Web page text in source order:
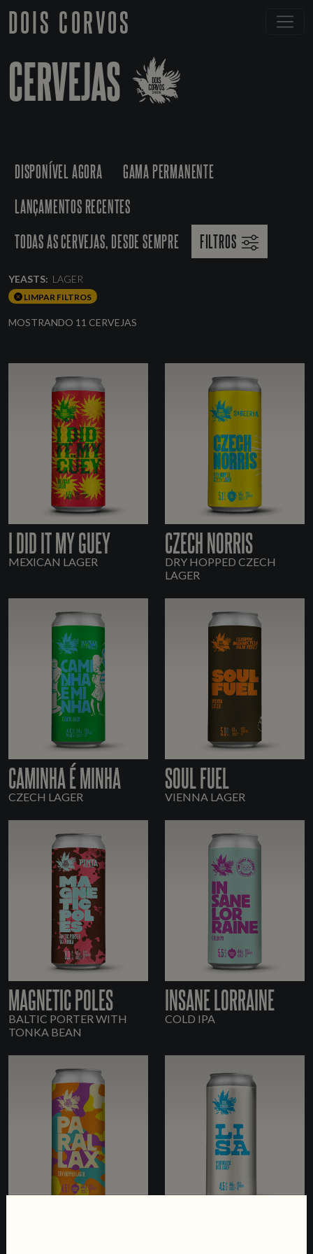
DOIS CORVOS
CERVEJAS
DISPONÍVEL AGORA
GAMA PERMANENTE
LANÇAMENTOS RECENTES
TODAS AS CERVEJAS, DESDE SEMPRE
FILTROS
YEASTS: LAGER
LIMPAR FILTROS
MOSTRANDO 11 CERVEJAS
I DID IT MY GUEY
MEXICAN LAGER
CZECH NORRIS
DRY HOPPED CZECH
LAGER
CAMINHA É MINHA
CZECH LAGER
SOUL FUEL
VIENNA LAGER
MAGNETIC POLES
BALTIC PORTER WITH
TONKA BEAN
INSANE LORRAINE
COLD IPA